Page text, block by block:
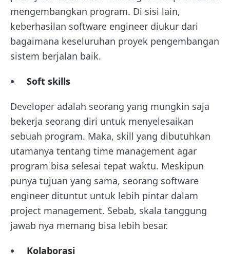
mengembangkan program. Di sisi lain,
keberhasilan software engineer diukur dari
bagaimana keseluruhan proyek pengembangan
sistem berjalan baik.
Soft skills
Developer adalah seorang yang mungkin saja
bekerja seorang diri untuk menyelesaikan
sebuah program. Maka, skill yang dibutuhkan
utamanya tentang time management agar
program bisa selesai tepat waktu. Meskipun
punya tujuan yang sama, seorang software
engineer dituntut untuk lebih pintar dalam
project management. Sebab, skala tanggung
jawab nya memang bisa lebih besar.
Kolaborasi